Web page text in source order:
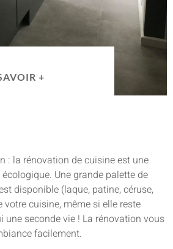
+
: la rénovation de cuisine est une
Une grande palette de
disponible (laque, patine, céruse,
votre cuisine, même si elle reste
une seconde vie ! La rénovation vous
facilement.